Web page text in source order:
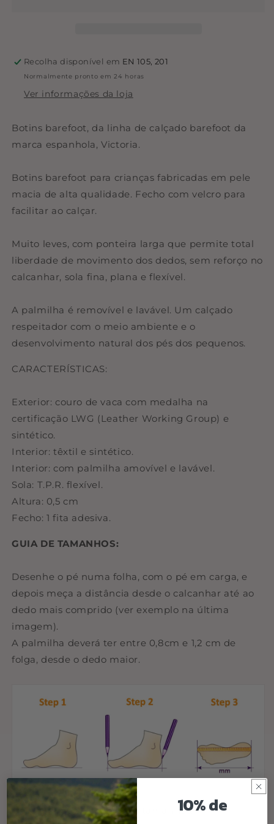
Recolha disponível em EN 105, 201
Normalmente pronto em 24 horas
Ver informações da loja
Botins barefoot, da linha de calçado barefoot da
marca espanhola, Victoria.
Botins barefoot para crianças fabricadas em pele
macia de alta qualidade. Fecho com velcro para
facilitar ao calçar.
Muito leves, com ponteira larga que permite total
liberdade de movimento dos dedos, sem reforço no
calcanhar, sola fina, plana e flexível.
A palmilha é removível e lavável. Um calçado
respeitador com o meio ambiente e o
desenvolvimento natural dos pés dos pequenos.
CARACTERÍSTICAS:
Exterior: couro de vaca com medalha na
certificação LWG (Leather Working Group) e
sintético.
Interior: têxtil e sintético.
Interior: com palmilha amovível e lavável.
Sola: T.P.R. flexível.
Altura: 0,5 cm
Fecho: 1 fita adesiva.
GUIA DE TAMANHOS:
Desenhe o pé numa folha, com o pé em carga, e
depois meça a distância desde o calcanhar até ao
dedo mais comprido (ver exemplo na última
imagem).
A palmilha deverá ter entre 0,8cm e 1,2 cm de
folga, desde o dedo maior.
Abaixo pode ver o guia de tamanhos:10% de